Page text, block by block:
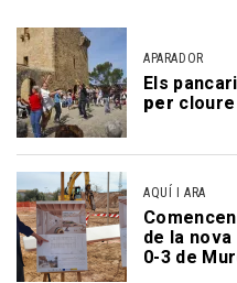
APARADOR
Els
per
AQUÍ I ARA
de la
0-3 de